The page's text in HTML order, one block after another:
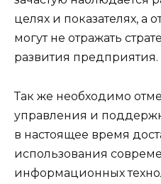
целях и показателях, а
могут не отражать
развития предприятия.
Так же необходимо
управления и
в настоящее время
использования
информационных